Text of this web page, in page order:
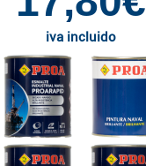
iva incluido